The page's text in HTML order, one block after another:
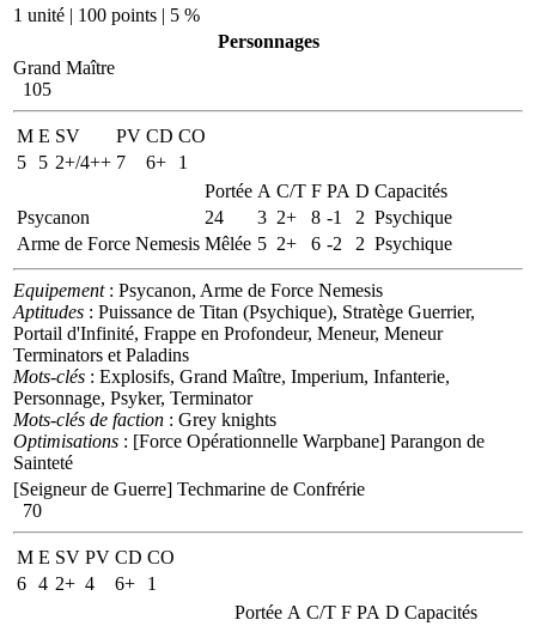
1 unité | 100 points | 5 %
Personnages
Grand Maître
105
M E SV PV CD CO
5
5 2+/4++ 7 6+
1
Portée A C/T F PA D Capacités
Psycanon
24 3 2+ 8 -1 2 Psychique
Arme de Force Nemesis Mêlée 5 2+ 6 -2 2 Psychique
Equipement: Psycanon, Arme de Force Nemesis
Aptitudes : Puissance de Titan (Psychique), Stratège Guerrier,
Portail d'Infinité, Frappe en Profondeur, Meneur, Meneur
Terminators et Paladins
Mots-clés : Explosifs, Grand Maître, Imperium, Infanterie,
Personnage, Psyker, Terminator
Mots-clés de faction : Grey knights
Optimisations : [Force Opérationnelle Warpbane] Parangon de
Sainteté
[Seigneur de Guerre] Techmarine de Confrérie
70
M E SV PV CD CO
6 4 2+ 4 6+
1
Portée A C/T F PA D Capacités